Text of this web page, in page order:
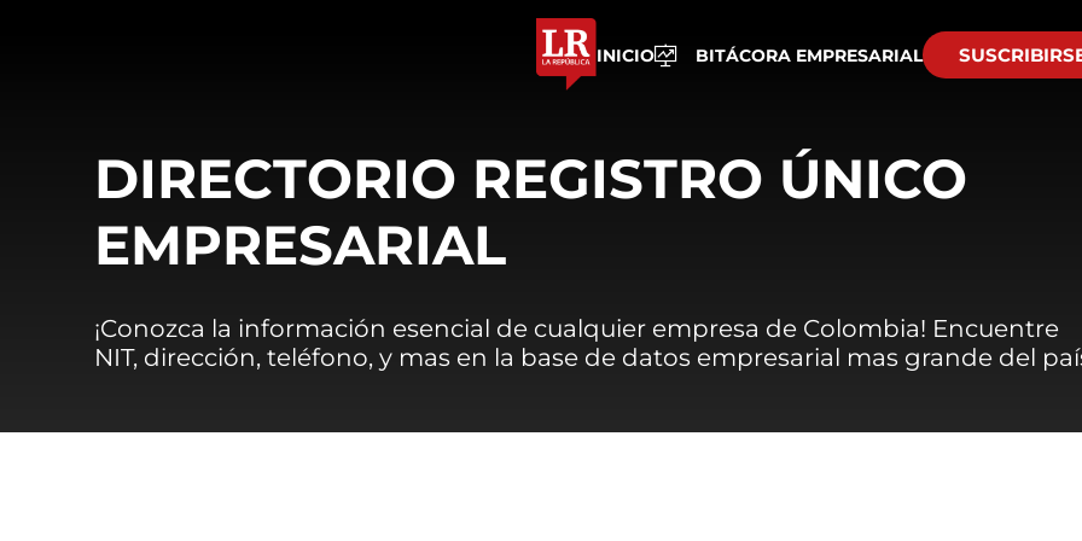
INICIO BITÁCORA EMPRESARIAL
DIRECTORIO REGISTRO ÚNICO
EMPRESARIAL
¡Conozca la información esencial de cualquier empresa de Colombia! Encuentre
NIT, dirección, teléfono, y mas en la base de datos empresarial mas grande del